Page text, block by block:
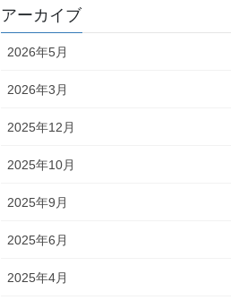
アーカイブ
2026年5月
2026年3月
2025年12月
2025年10月
2025年9月
2025年6月
2025年4月